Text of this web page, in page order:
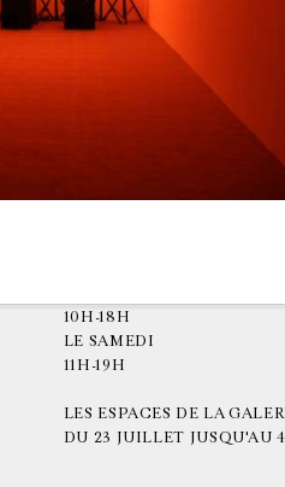
10H-18H
LE SAMEDI
11H-19H
LES ESPACES DE LA
DU 23 JUILLET JUSQU'AU